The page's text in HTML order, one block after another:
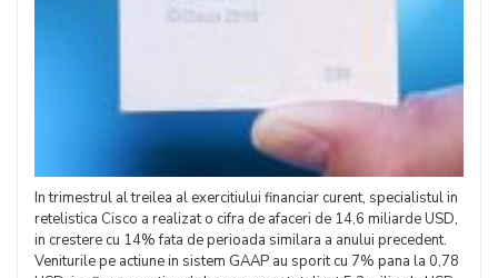
In trimestrul al treilea al exercitiului financiar curent, specialistul in
retelistica Cisco a realizat o cifra de afaceri de 14,6 miliarde USD,
in crestere cu 14% fata de perioada similara a anului precedent.
Veniturile pe actiune in sistem GAAP au sporit cu 7% pana la 0,78